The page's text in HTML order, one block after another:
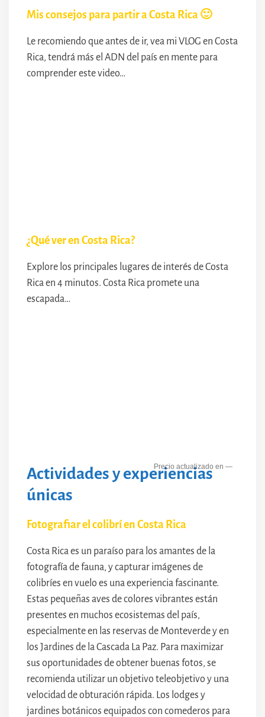
Mis consejos para partir a Costa Rica 🙂
Le recomiendo que antes de ir, vea mi VLOG en Costa
Rica, tendrá más el ADN del país en mente para
comprender este video…
¿Qué ver en Costa Rica?
Explore los principales lugares de interés de Costa
Rica en 4 minutos. Costa Rica promete una
escapada…
—
Actividades y experiencias
únicas
Fotografiar el colibrí en Costa Rica
Costa Rica es un paraíso para los amantes de la
fotografía de fauna, y capturar imágenes de
colibríes en vuelo es una experiencia fascinante.
Estas pequeñas aves de colores vibrantes están
presentes en muchos ecosistemas del país,
especialmente en las reservas de Monteverde y en
los Jardines de la Cascada La Paz. Para maximizar
sus oportunidades de obtener buenas fotos, se
recomienda utilizar un objetivo teleobjetivo y una
velocidad de obturación rápida. Los lodges y
jardines botánicos equipados con comederos para